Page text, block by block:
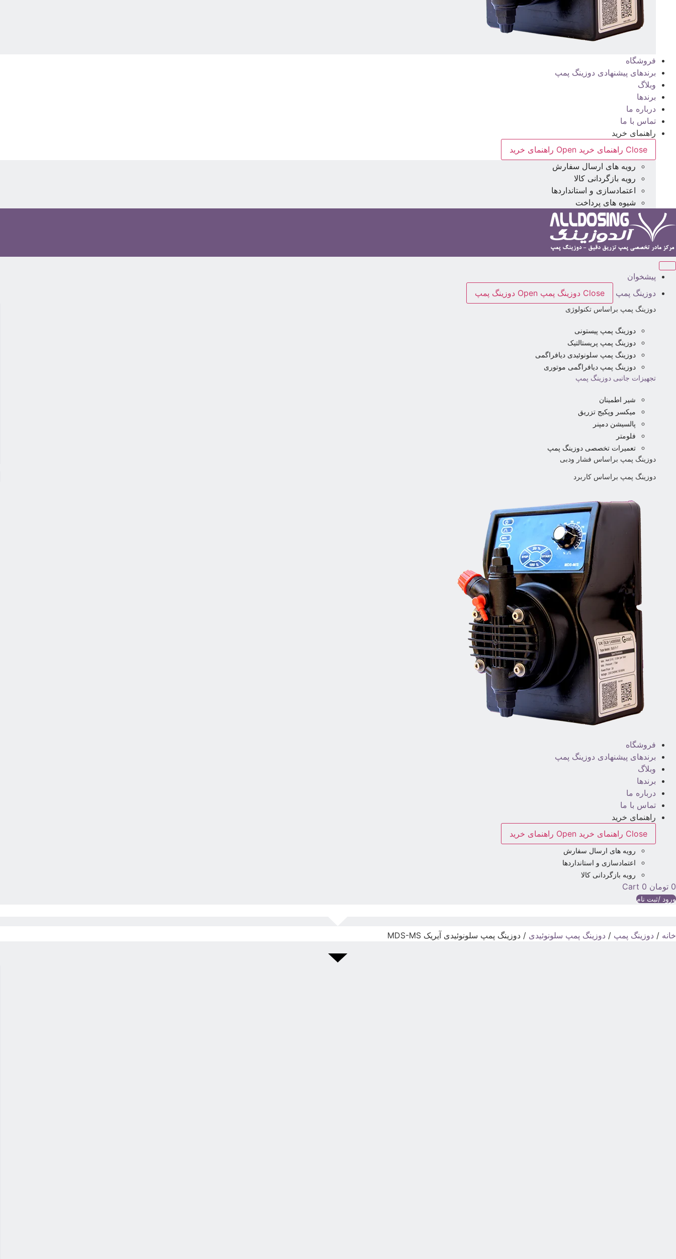
فروشگاه
برندهای پیشنهادی دوزینگ پمپ
وبلاگ
برندها
درباره ما
تماس با ما
راهنمای خرید
Close راهنمای خرید
Open راهنمای خرید
رویه های ارسال سفارش
رویه بازگردانی کالا
اعتمادسازی و استانداردها
شیوه های پرداخت
پیشخوان
دوزینگ پمپ
Close دوزینگ پمپ Open دوزینگ پمپ
دوزینگ پمپ براساس تکنولوژی
دوزینگ پمپ پیستونی
دوزینگ پمپ پریستالتیک
دوزینگ پمپ سلونوئیدی دیافراگمی
دوزینگ پمپ دیافراگمی موتوری
تجهیزات جانبی دوزینگ پمپ
شیر اطمینان
میکسر وپکیج تزریق
پالسیشن دمپنر
فلومتر
تعمیرات تخصصی دوزینگ پمپ
دوزینگ پمپ براساس فشار ودبی
دوزینگ پمپ براساس کاربرد
فروشگاه
برندهای پیشنهادی دوزینگ پمپ
وبلاگ
برندها
درباره ما
تماس با ما
راهنمای خرید
Close راهنمای خرید
Open راهنمای خرید
رویه های ارسال سفارش
اعتمادسازی و استانداردها
رویه بازگردانی کالا
0 تومان 0
Cart
ورود /ثبت نام
خانه / دوزینگ پمپ / دوزینگ پمپ سلونوئیدی / دوزینگ پمپ سلونوئیدی آیریک MDS-MS